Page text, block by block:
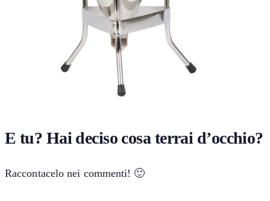
E tu? Hai deciso cosa terrai d’occhio?
Raccontacelo nei commenti! 🙂